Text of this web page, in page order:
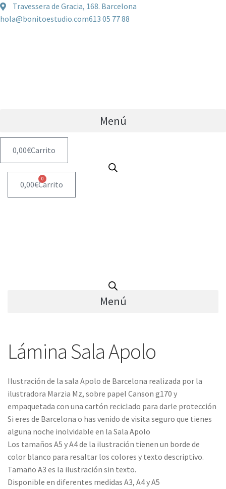
Travessera de Gracia, 168. Barcelona
hola@bonitoestudio.com613 05 77 88
Menú
0,00€Carrito
0,00€
0
Carrito
Menú
Lámina Sala Apolo
Ilustración de la sala Apolo de Barcelona realizada por la
ilustradora Marzia Mz, sobre papel Canson g170 y
empaquetada con una cartón reciclado para darle protección
Si eres de Barcelona o has venido de visita seguro que tienes
alguna noche inolvidable en la Sala Apolo
Los tamaños A5 y A4 de la ilustración tienen un borde de
color blanco para resaltar los colores y texto descriptivo.
Tamaño A3 es la ilustración sin texto.
Disponible en diferentes medidas A3, A4 y A5